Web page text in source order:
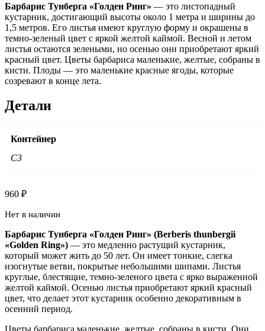
Барбарис Тунберга «Голден Ринг» — это листопадный
кустарник, достигающий высоты около 1 метра и ширины до
1,5 метров. Его листья имеют круглую форму и окрашены в
темно-зеленый цвет с яркой желтой каймой. Весной и летом
листья остаются зелеными, но осенью они приобретают яркий
красный цвет. Цветы барбариса маленькие, желтые, собраны в
кисти. Плоды — это маленькие красные ягоды, которые
созревают в конце лета.
Детали
Контейнер
C3
960 ₽
Нет в наличии
Барбарис Тунберга «Голден Ринг» (Berberis thunbergii
«Golden Ring») — это медленно растущий кустарник,
который может жить до 50 лет. Он имеет тонкие, слегка
изогнутые ветви, покрытые небольшими шипами. Листья
круглые, блестящие, темно-зеленого цвета с ярко выраженной
желтой каймой. Осенью листья приобретают яркий красный
цвет, что делает этот кустарник особенно декоративным в
осенний период.